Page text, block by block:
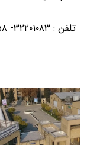
تلفن : ۳۲۲۰۱۰۸۳- ۰۵۸